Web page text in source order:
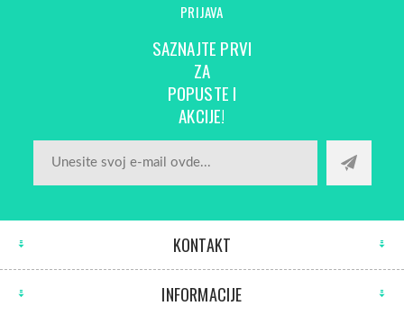
PRIJAVA
SAZNAJTE PRVI
ZA
POPUSTE I
AKCIJE!
KONTAKT
INFORMACIJE